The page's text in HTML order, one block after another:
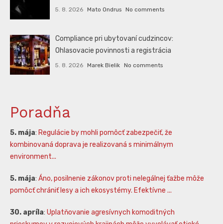
5. 8. 2026 Mato Ondrus No comments
Compliance pri ubytovaní cudzincov:
Ohlasovacie povinnosti a registrácia
5. 8. 2026 Marek Bielik No comments
Poradňa
5. mája: Regulácie by mohli pomôcť zabezpečiť, že
kombinovaná doprava je realizovaná s minimálnym
environment...
5. mája: Áno, posilnenie zákonov proti nelegálnej ťažbe môže
pomôcť chrániť lesy a ich ekosystémy. Efektívne ...
30. apríla: Uplatňovanie agresívnych komoditných